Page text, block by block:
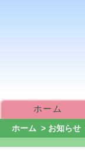
ホーム
ホーム > お知らせ